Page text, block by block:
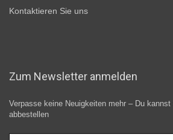
Kontaktieren Sie uns
Zum Newsletter anmelden
Verpasse keine Neuigkeiten mehr – Du
abbestellen